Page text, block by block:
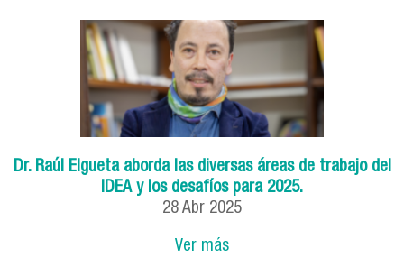
Dr. Raúl Elgueta aborda las diversas áreas de trabajo del
IDEA y los desafíos para 2025.
28 Abr 2025
Ver más